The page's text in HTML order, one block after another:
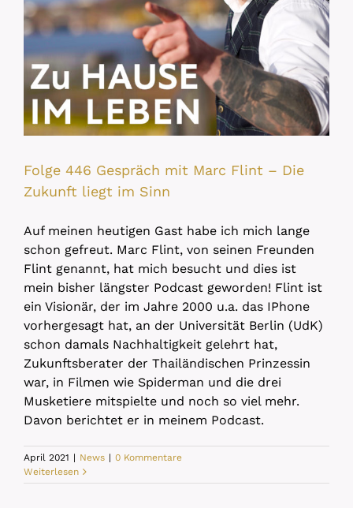
Folge 446 Gespräch mit Marc Flint – Die
Zukunft liegt im Sinn
Auf meinen heutigen Gast habe ich mich lange
schon gefreut. Marc Flint, von seinen Freunden
Flint genannt, hat mich besucht und dies ist
mein bisher längster Podcast geworden! Flint ist
ein Visionär, der im Jahre 2000 u.a. das IPhone
vorhergesagt hat, an der Universität Berlin (UdK)
schon damals Nachhaltigkeit gelehrt hat,
Zukunftsberater der Thailändischen Prinzessin
war, in Filmen wie Spiderman und die drei
Musketiere mitspielte und noch so viel mehr.
Davon berichtet er in meinem Podcast.
April 2021 | News | 0 Kommentare
Weiterlesen